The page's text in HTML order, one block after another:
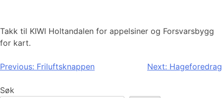
Takk til KIWI Holtandalen for appelsiner og Forsvarsbygg
for kart.
Innleggsnavigasjon
Previous: Friluftsknappen Next: Hageforedrag
Søk